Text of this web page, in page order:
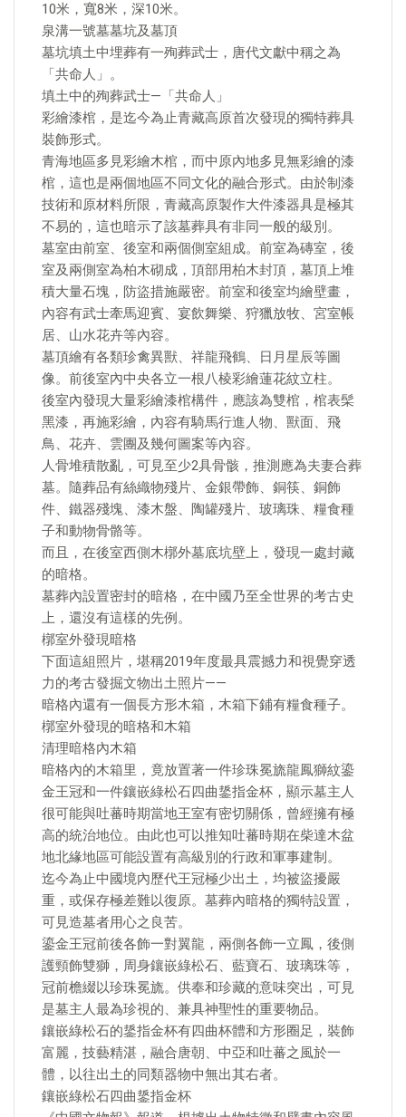
10米，寬8米，深10米。
泉溝一號墓墓坑及墓頂
墓坑填土中埋葬有一殉葬武士，唐代文獻中稱之為
「共命人」。
填土中的殉葬武士—「共命人」
彩繪漆棺，是迄今為止青藏高原首次發現的獨特葬具
裝飾形式。
青海地區多見彩繪木棺，而中原內地多見無彩繪的漆
棺，這也是兩個地區不同文化的融合形式。由於制漆
技術和原材料所限，青藏高原製作大件漆器具是極其
不易的，這也暗示了該墓葬具有非同一般的級別。
墓室由前室、後室和兩個側室組成。前室為磚室，後
室及兩側室為柏木砌成，頂部用柏木封頂，墓頂上堆
積大量石塊，防盜措施嚴密。前室和後室均繪壁畫，
內容有武士牽馬迎賓、宴飲舞樂、狩獵放牧、宮室帳
居、山水花卉等內容。
墓頂繪有各類珍禽異獸、祥龍飛鶴、日月星辰等圖
像。前後室內中央各立一根八棱彩繪蓮花紋立柱。
後室內發現大量彩繪漆棺構件，應該為雙棺，棺表髤
黑漆，再施彩繪，內容有騎馬行進人物、獸面、飛
鳥、花卉、雲團及幾何圖案等內容。
人骨堆積散亂，可見至少2具骨骸，推測應為夫妻合葬
墓。隨葬品有絲織物殘片、金銀帶飾、銅筷、銅飾
件、鐵器殘塊、漆木盤、陶罐殘片、玻璃珠、糧食種
子和動物骨骼等。
而且，在後室西側木槨外墓底坑壁上，發現一處封藏
的暗格。
墓葬內設置密封的暗格，在中國乃至全世界的考古史
上，還沒有這樣的先例。
槨室外發現暗格
下面這組照片，堪稱2019年度最具震撼力和視覺穿透
力的考古發掘文物出土照片——
暗格內還有一個長方形木箱，木箱下鋪有糧食種子。
槨室外發現的暗格和木箱
清理暗格內木箱
暗格內的木箱里，竟放置著一件珍珠冕旒龍鳳獅紋鎏
金王冠和一件鑲嵌綠松石四曲鋬指金杯，顯示墓主人
很可能與吐蕃時期當地王室有密切關係，曾經擁有極
高的統治地位。由此也可以推知吐蕃時期在柴達木盆
地北緣地區可能設置有高級別的行政和軍事建制。
迄今為止中國境內歷代王冠極少出土，均被盜擾嚴
重，或保存極差難以復原。墓葬內暗格的獨特設置，
可見造墓者用心之良苦。
鎏金王冠前後各飾一對翼龍，兩側各飾一立鳳，後側
護頸飾雙獅，周身鑲嵌綠松石、藍寶石、玻璃珠等，
冠前檐綴以珍珠冕旒。供奉和珍藏的意味突出，可見
是墓主人最為珍視的、兼具神聖性的重要物品。
鑲嵌綠松石的鋬指金杯有四曲杯體和方形圈足，裝飾
富麗，技藝精湛，融合唐朝、中亞和吐蕃之風於一
體，以往出土的同類器物中無出其右者。
鑲嵌綠松石四曲鋬指金杯